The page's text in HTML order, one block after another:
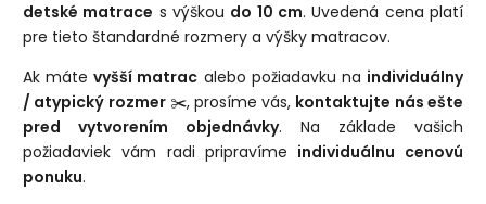
detské matrace s výškou do 10 cm. Uvedená cena platí
pre tieto štandardné rozmery a výšky matracov.
Ak mátevyšší matrac alebo požiadavku na individuálny
/ atypický rozmer✂️, prosíme vás, kontaktujte nás ešte
pred vytvorením objednávky. Na základe vašich
požiadaviek vám radi pripravíme individuálnu cenovú
ponuku.